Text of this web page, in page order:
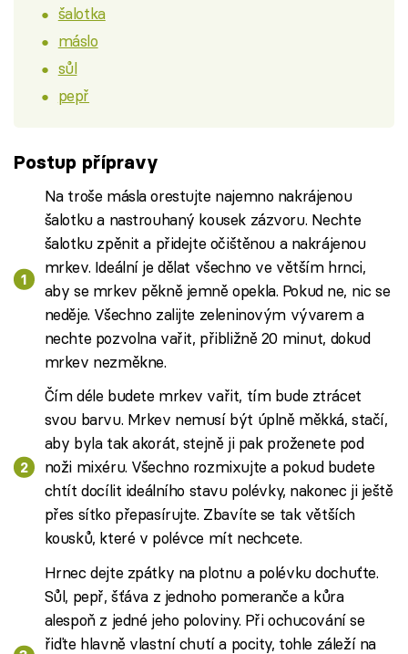
šalotka
máslo
sůl
pepř
Postup přípravy
Na troše másla orestujte najemno nakrájenou
šalotku a nastrouhaný kousek zázvoru. Nechte
šalotku zpěnit a přidejte očištěnou a nakrájenou
mrkev. Ideální je dělat všechno ve větším hrnci,
aby se mrkev pěkně jemně opekla. Pokud ne, nic se
neděje. Všechno zalijte zeleninovým vývarem a
nechte pozvolna vařit, přibližně 20 minut, dokud
mrkev nezměkne.
Čím déle budete mrkev vařit, tím bude ztrácet
svou barvu. Mrkev nemusí být úplně měkká, stačí,
aby byla tak akorát, stejně ji pak proženete pod
noži mixéru. Všechno rozmixujte a pokud budete
chtít docílit ideálního stavu polévky, nakonec ji ještě
přes sítko přepasírujte. Zbavíte se tak větších
kousků, které v polévce mít nechcete.
Hrnec dejte zpátky na plotnu a polévku dochuťte.
Sůl, pepř, šťáva z jednoho pomeranče a kůra
alespoň z jedné jeho poloviny. Při ochucování se
řiďte hlavně vlastní chutí a pocity, tohle záleží na